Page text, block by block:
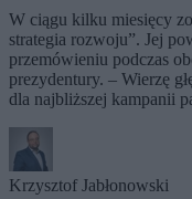
W ciągu kilku miesięcy
strategia rozwoju”. Jej
przemówieniu podczas
prezydentury. – Wierzę
dla najbliższej kampanii
Krzysztof Jabłonowski